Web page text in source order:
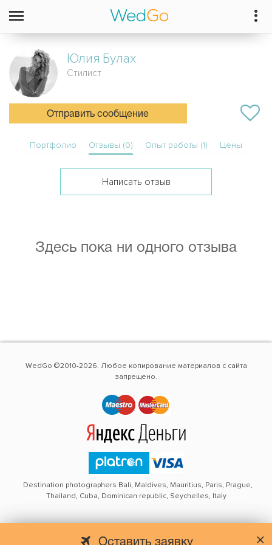
Оставить заявку
Юлия Булах
Стилист
Отправить сообщение
Портфолио Отзывы (0) Опыт работы (1) Цены
Написать отзыв
Здесь пока ни одного отзыва
WedGo ©2010-2026. Любое копирование материалов с сайта
запрещено.
Destination photographers Bali, Maldives, Mauritius, Paris, Prague,
Thailand, Cuba, Dominican republic, Seychelles, Italy